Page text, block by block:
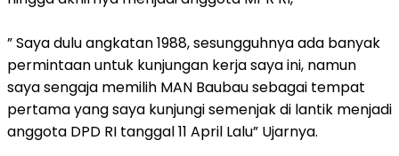
” Saya dulu angkatan 1988, sesungguhnya ada banyak
permintaan untuk kunjungan kerja saya ini, namun
saya sengaja memilih MAN Baubau sebagai tempat
pertama yang saya kunjungi semenjak di lantik menjadi
anggota DPD RI tanggal 11 April Lalu” Ujarnya.